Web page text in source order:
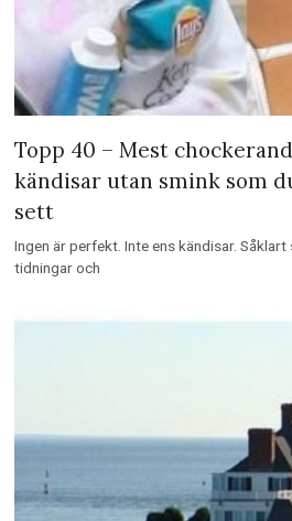
Topp 40 – Mest
kändisar utan smink som
sett
Ingen är perfekt. Inte ens kändisar.
tidningar och